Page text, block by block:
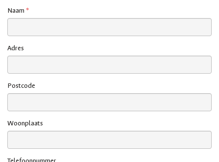
Naam *
Adres
Postcode
Woonplaats